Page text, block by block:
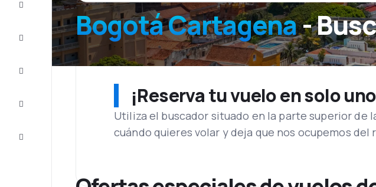
Alojamientos
Completa
Bogotá Cartagena-
¡Reserva tu vuelo en solo
Utiliza el buscador situado en la parte superior de
cuándo quieres volar y deja que nos ocupemos del